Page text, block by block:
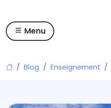
Skip
Menu
Blog Enseignement